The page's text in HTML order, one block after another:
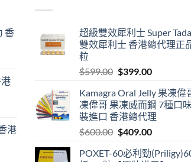
香
港
超級雙效犀利士 Super
雙效犀利士 香港總代理正
粒
$599.00 Original
was:
$599.00.
$399.00Current
is:
$399.00.
Kamagra Oral Jelly 果凍偉
凍偉哥 果凍威而鋼 7種口
裝進口 香港總代理
$600.00 Original
was:
$409.00Current
is:
POXET-60必利勁